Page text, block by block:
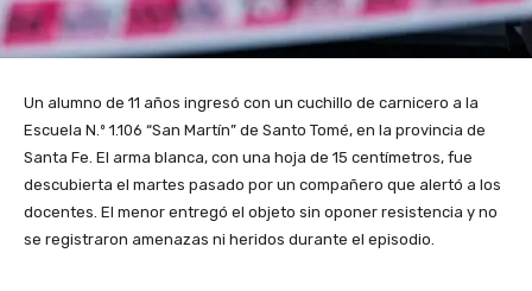
Un alumno de 11 años ingresó con un cuchillo de carnicero a la
Escuela N.º 1.106 “San Martín” de Santo Tomé, en la provincia de
Santa Fe. El arma blanca, con una hoja de 15 centímetros, fue
descubierta el martes pasado por un compañero que alertó a los
docentes. El menor entregó el objeto sin oponer resistencia y no
se registraron amenazas ni heridos durante el episodio.